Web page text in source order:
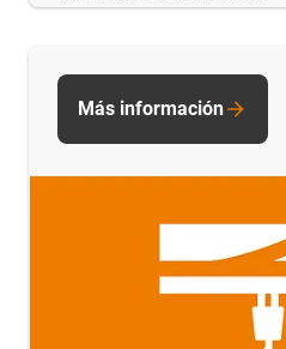
Más información